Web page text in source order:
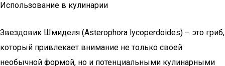
Использование в кулинарии
Звездовик Шмиделя (Asterophora lycoperdoides) – это гриб,
который привлекает внимание не только своей
необычной формой, но и потенциальными кулинарными